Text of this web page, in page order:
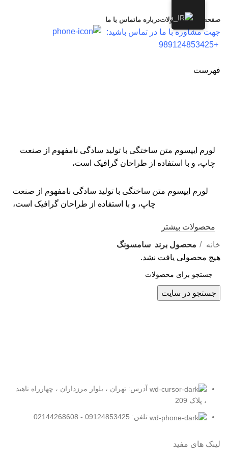
صفحه اصلیمحصولاتدرباره ماتماس با ما
جهت مشاوره با ما در تماس باشید:
+989124853425
فهرست
لورم ایپسوم متن ساختگی با تولید سادگی نامفهوم از صنعت
چاپ، و با استفاده از طراحان گرافیک است،
لورم ایپسوم متن ساختگی با تولید سادگی نامفهوم از صنعت
چاپ، و با استفاده از طراحان گرافیک است،
محصولات بیشتر
خانه محصول برند سامسونگ
هیچ محصولی یافت نشد.
جستجو در سایت
آدرس: تهران ، بلوار مرزداران ، چهارراه ناهید
، پلاک 209
تلفن: 09124853425 - 02144268608
لینک های مفید